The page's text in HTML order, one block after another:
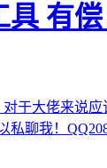
有偿
于大佬来说应
私聊我！